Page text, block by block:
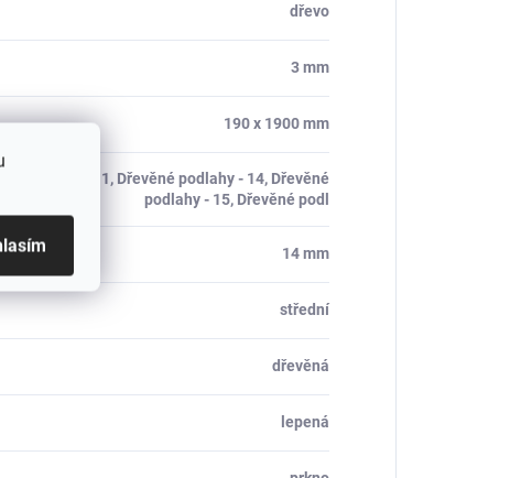
dřevo
3 mm
190 x 1900 mm
podlahy - 11, Dřevěné podlahy - 14, Dřevěné
podlahy - 15, Dřevěné podl
14 mm
střední
dřevěná
lepená